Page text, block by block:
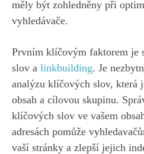
měly být zohledněny při
vyhledávače.
Prvním klíčovým faktorem je
slov a linkbuilding. Je
analýzu klíčových slov, která
obsah a cílovou skupinu.
klíčových slov ve vašem
adresách pomůže
vaší stránky a zlepší jejich